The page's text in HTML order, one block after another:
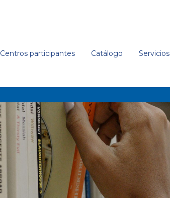
Centros participantes Catálogo Servicios